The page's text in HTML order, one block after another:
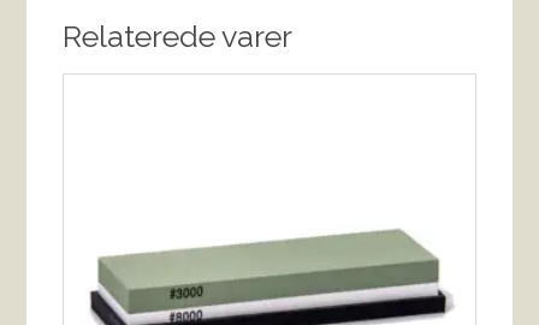
Relaterede varer